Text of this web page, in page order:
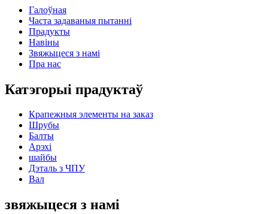
Галоўная
Часта задаваныя пытанні
Прадукты
Навіны
Звяжыцеся з намі
Пра нас
Катэгорыі прадуктаў
Крапежныя элементы на заказ
Шрубы
Балты
Арэхі
шайбы
Дэталь з ЧПУ
Вал
звяжыцеся з намі